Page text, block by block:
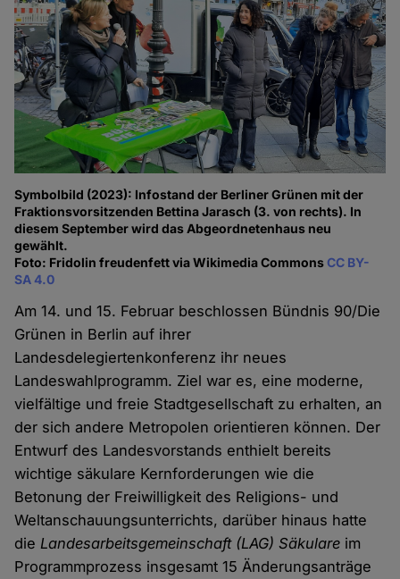
Symbolbild (2023): Infostand der Berliner Grünen mit der
Fraktionsvorsitzenden Bettina Jarasch (3. von rechts). In
diesem September wird das Abgeordnetenhaus neu
gewählt.
Foto: Fridolin freudenfett via Wikimedia CommonsCC BY-
SA 4.0
Am 14. und 15. Februar beschlossen Bündnis 90/Die
Grünen in Berlin auf ihrer
Landesdelegiertenkonferenz ihr neues
Landeswahlprogramm. Ziel war es, eine moderne,
vielfältige und freie Stadtgesellschaft zu erhalten, an
der sich andere Metropolen orientieren können. Der
Entwurf des Landesvorstands enthielt bereits
wichtige säkulare Kernforderungen wie die
Betonung der Freiwilligkeit des Religions- und
Weltanschauungsunterrichts, darüber hinaus hatte
die Landesarbeitsgemeinschaft (LAG) Säkulare im
Programmprozess insgesamt 15 Änderungsanträge